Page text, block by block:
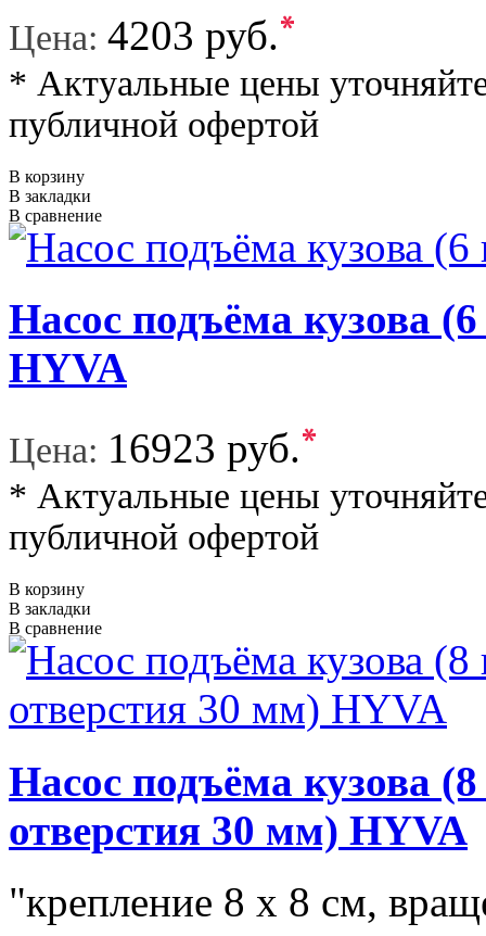
Цена: 4203 руб.*
* Актуальные цены
публичной офертой
В корзину
В закладки
В сравнение
Насос подъёма кузова
HYVA
Цена: 16923 руб.*
* Актуальные цены
публичной офертой
В корзину
В закладки
В сравнение
Насос подъёма кузова
отверстия 30 мм) HYVA
"крепление 8 х 8 см,